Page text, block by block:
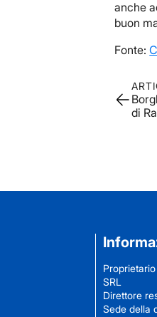
anche
buon
Fonte:
di
SRL
Direttore
Sede della